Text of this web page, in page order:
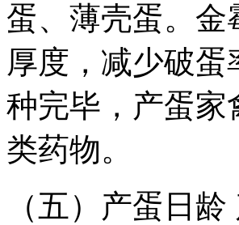
蛋、薄壳蛋。
厚度，减少破
种完毕，产蛋家
类药物。
（五）产蛋日